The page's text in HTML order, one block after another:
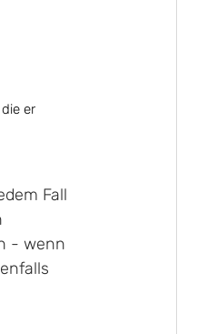
er
Fall
- wenn